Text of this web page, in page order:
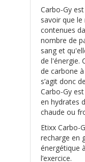
Carbo-Gy
savoir que
contenues
nombre de
sang et
de l'énergie.
de carbone
s’agit donc
Carbo-Gy
en hydrates
chaude ou
Etixx Carbo-
recharge en
énergétique
l’exercice.